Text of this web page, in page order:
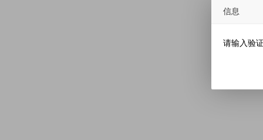
信息
请输入验